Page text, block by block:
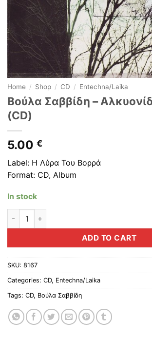
Home / Shop / CD / Entechna/Laika
Βούλα Σαββίδη ‎–
(CD)
5.00 €
Label: Η Λύρα Του Βορρά
Format: CD, Album
In stock
Βούλα Σαββίδη ‎– Αλκυονίδα Μέρα (CD)
ADD TO CART
SKU: 8167
Categories: CD, Entechna/Laika
Tags: CD, Βούλα Σαββίδη